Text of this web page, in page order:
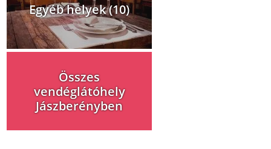
Egyéb helyek (10)
Összes
vendéglátóhely
Jászberényben